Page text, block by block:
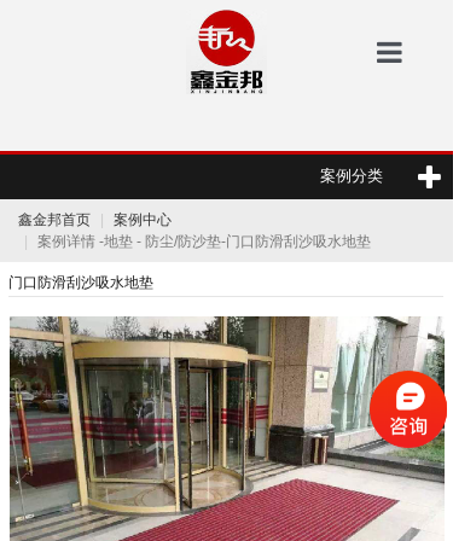
洗地机
垃圾桶
案例中心
新闻资讯
鑫金邦介
案例分类
鑫金邦首页
案例中心
案例详情 -地垫 - 防尘/防沙垫-门口防滑刮沙吸水地垫
门口防滑刮沙吸水地垫